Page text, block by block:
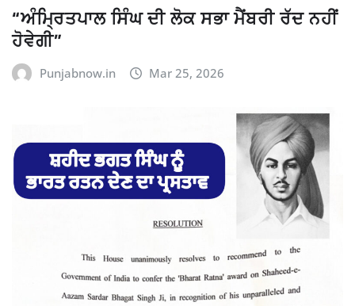
“ਅੰਮ੍ਰਿਤਪਾਲ ਸਿੰਘ ਦੀ ਲੋਕ ਸਭਾ ਮੈਂਬਰੀ ਰੱਦ ਨਹੀਂ
ਹੋਵੇਗੀ”
Punjabnow.in Mar 25, 2026